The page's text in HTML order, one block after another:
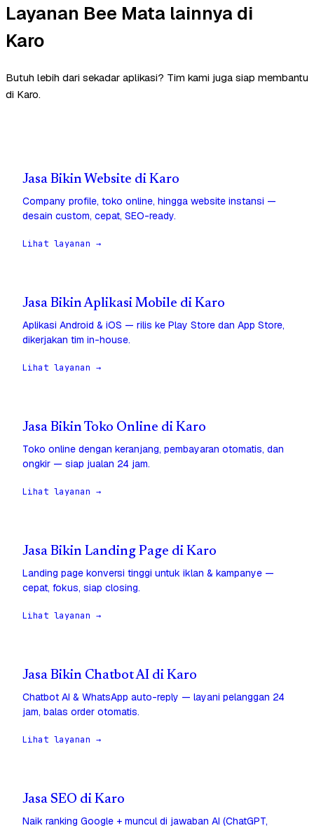
Layanan Bee Mata lainnya di
Karo
Butuh lebih dari sekadar aplikasi? Tim kami juga siap membantu
di Karo.
Jasa Bikin Website di Karo
Company profile, toko online, hingga website instansi —
desain custom, cepat, SEO-ready.
Lihat layanan →
Jasa Bikin Aplikasi Mobile di Karo
Aplikasi Android & iOS — rilis ke Play Store dan App Store,
dikerjakan tim in-house.
Lihat layanan →
Jasa Bikin Toko Online di Karo
Toko online dengan keranjang, pembayaran otomatis, dan
ongkir — siap jualan 24 jam.
Lihat layanan →
Jasa Bikin Landing Page di Karo
Landing page konversi tinggi untuk iklan & kampanye —
cepat, fokus, siap closing.
Lihat layanan →
Jasa Bikin Chatbot AI di Karo
Chatbot AI & WhatsApp auto-reply — layani pelanggan 24
jam, balas order otomatis.
Lihat layanan →
Jasa SEO di Karo
Naik ranking Google + muncul di jawaban AI (ChatGPT,